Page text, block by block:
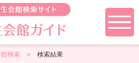
検索> 検索結果